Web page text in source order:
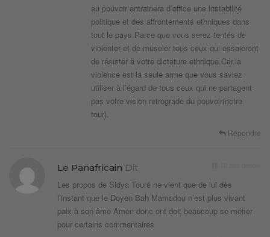
au pouvoir entrainera d’office une instabilité
politique et des affrontements ethniques dans
tout le pays.Parce que vous serez tentés de
violenter et de museler tous ceux qui essaieront
de résister à votre dictature ethnique.Car,la
violence est la seule arme que vous saviez
utiliser à l’égard de tous ceux qui ne partagent
pas votre vision retrograde du pouvoir(notre
tour).
Répondre
Le Panafricain Dit
Les propos de Sidya Touré ne vient que de lui dès
l’instant que le Doyen Bah Mamadou n’est plus vivant
paix à son âme Amen donc ont doit beaucoup se méfier
pour certains commentaires